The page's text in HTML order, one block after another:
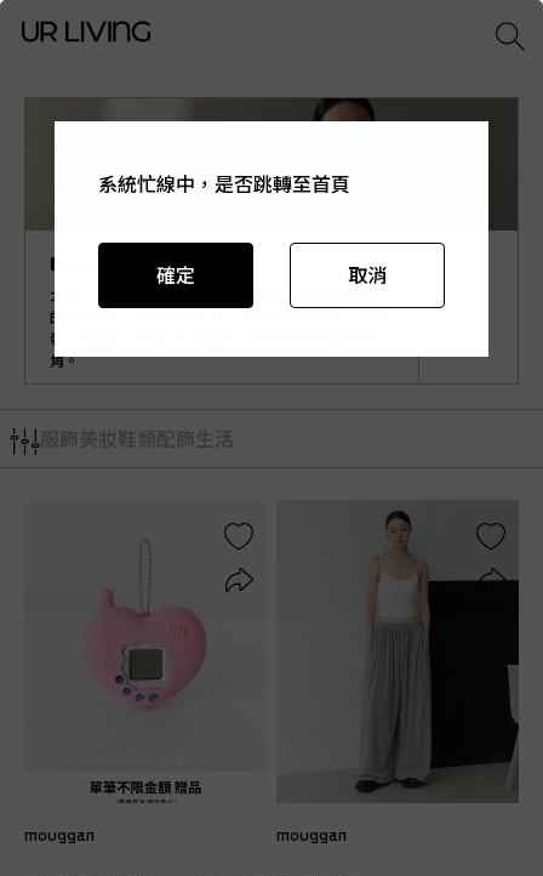
mouggan
大饅大力自創品牌，用淘氣內斂的中性風格描繪生活
的細膩感受，在同樣的日子，創造不同的我們；用服
裝上的細節，訴說不同的故事，每個你都是故事的主
角。
服飾美妝 鞋類配飾生活
mouggan mouggan
系統忙線中，是否跳轉至首頁
確定 取消
系統忙線中，是否跳轉至首頁
確定 取消
系統忙線中，是否跳轉至首頁
確定 取消
系統忙線中，是否跳轉至首頁
確定 取消
系統忙線中，是否跳轉至首頁
確定 取消